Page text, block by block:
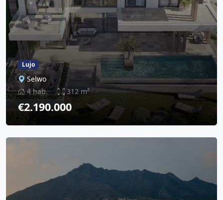
Lujo
Selwo
4 hab.
312 m²
€2.190.000